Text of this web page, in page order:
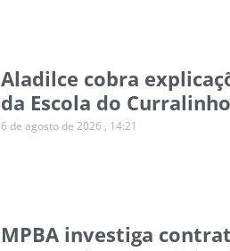
Aladilce cobra
da Escola do Curralinho
6 de agosto de 2026 14:21
MPBA investiga